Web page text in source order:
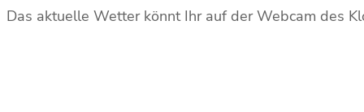
Das aktuelle Wetter könnt Ihr auf der Webcam des